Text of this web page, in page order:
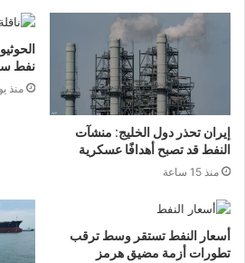
إيران تحذر دول الخليج: منشآت
النفط قد تصبح أهدافًا عسكرية
منذ 15 ساعة
نفط
منذ
أسعار النفط تستقر وسط ترقب
تطورات أزمة مضيق هرمز